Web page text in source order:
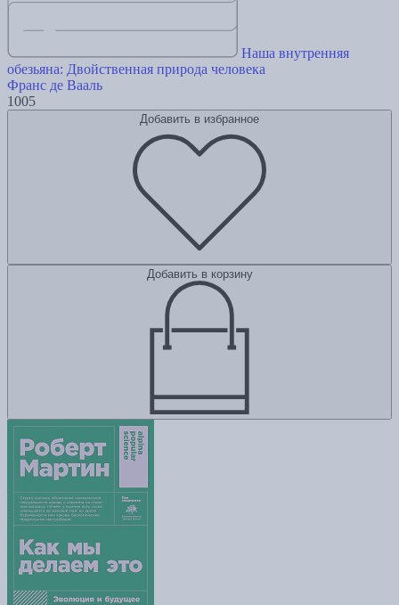
Наша внутренняя
обезьяна: Двойственная природа человека
Франс де Вааль
1005
Добавить в избранное
Добавить в корзину